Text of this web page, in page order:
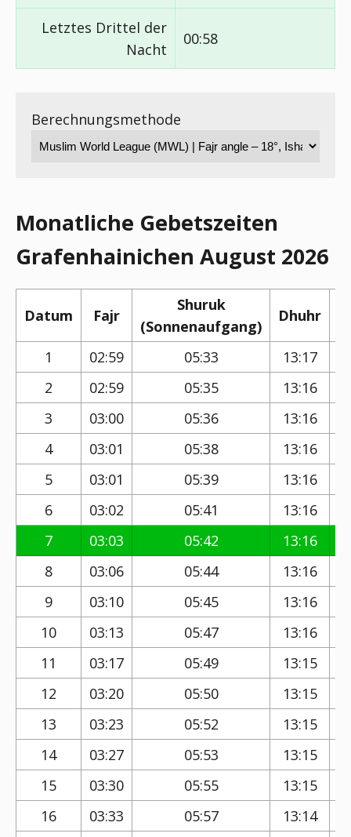
Letztes Drittel der
Nacht
00:58
Berechnungsmethode
Monatliche Gebetszeiten
Grafenhainichen August 2026
Datum Fajr
Shuruk
(Sonnenaufgang)
Dhuhr
1
02:59 05:33 13:17
2
02:59 05:35 13:16
3
03:00 05:36 13:16
4
03:01 05:38 13:16
5
03:01 05:39 13:16
6
03:02 05:41 13:16
7
03:03 05:42 13:16
8
03:06 05:44 13:16
9
03:10 05:45 13:16
10
03:13 05:47 13:16
11
03:17 05:49 13:15
12
03:20 05:50 13:15
13
03:23 05:52 13:15
14
03:27 05:53 13:15
15
03:30 05:55 13:15
16
03:33 05:57 13:14